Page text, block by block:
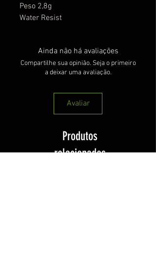
Peso 2,8g
Water Resist
Ainda não há avaliações
Compartilhe sua opinião. Seja o primeiro
a deixar uma avaliação.
Avaliar
Produtos
relacionados